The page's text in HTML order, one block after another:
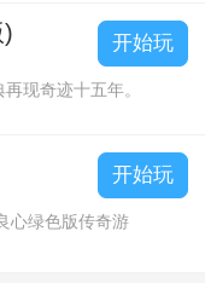
现奇迹十五年。
开始玩
心绿色版传奇游
开始玩